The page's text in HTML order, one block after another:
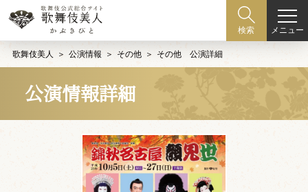
検索 メニュー
歌舞伎美人 公演情報 その他 その他 公演詳細
公演情報詳細